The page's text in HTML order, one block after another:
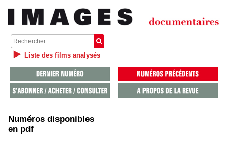
Liste des films analysés
Numéros disponibles
en pdf